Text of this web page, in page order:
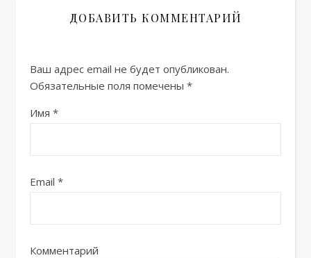
ДОБАВИТЬ КОММЕНТАРИЙ
Ваш адрес email не будет опубликован.
Обязательные поля помечены *
Имя *
Email *
Комментарий